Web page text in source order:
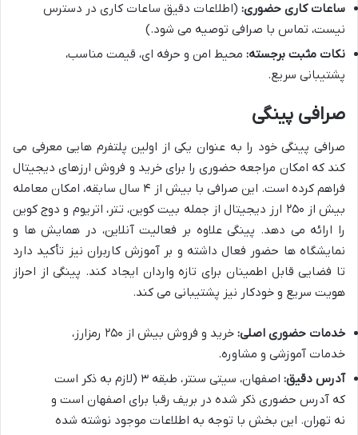
ساعات کاری حضوری: (اطلاعات دقیق ساعات کاری در دسترس
نیست، تماس با صرافی توصیه می شود.)
نکات مثبت برجسته: محیط امن و حرفه ای، قیمت مناسب،
پشتیبانی سریع.
صرافی پینگی
صرافی پینگی خود را به عنوان یکی از اولین پلتفرم هایی معرفی می
کند که امکان مراجعه حضوری را برای خرید و فروش ارزهای دیجیتال
فراهم کرده است. این صرافی با بیش از ۴ سال سابقه، امکان معامله
بیش از ۲۵۰ ارز دیجیتال از جمله بیت کوین، تتر، اتریوم و دوج کوین
را ارائه می دهد. پینگی علاوه بر فعالیت آنلاین، در همایش ها و
نمایشگاه ها حضور فعال داشته و بر آموزش کاربران نیز تأکید دارد
تا فضایی قابل اطمینان برای تازه واردان ایجاد کند. پینگی از احراز
هویت سریع و خودکار نیز پشتیبانی می کند.
خدمات حضوری اصلی:
خرید و فروش بیش از ۲۵۰ رمزارز،
خدمات آموزشی و مشاوره.
آدرس دقیق:
اصفهان، سیتی سنتر، طبقه ۳ (لازم به ذکر است
که آدرس حضوری ذکر شده در بریف رقبا برای اصفهان است و
نه تهران. این بخش با توجه به اطلاعات موجود نوشته شده